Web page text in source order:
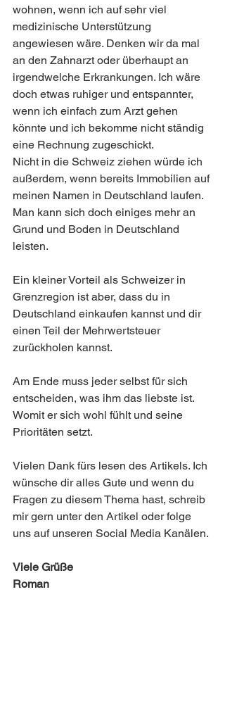
wohnen, wenn ich auf sehr viel
medizinische Unterstützung
angewiesen wäre. Denken wir da mal
an den Zahnarzt oder überhaupt an
irgendwelche Erkrankungen. Ich wäre
doch etwas ruhiger und entspannter,
wenn ich einfach zum Arzt gehen
könnte und ich bekomme nicht ständig
eine Rechnung zugeschickt.
Nicht in die Schweiz ziehen würde ich
außerdem, wenn bereits Immobilien auf
meinen Namen in Deutschland laufen.
Man kann sich doch einiges mehr an
Grund und Boden in Deutschland
leisten.
Ein kleiner Vorteil als Schweizer in
Grenzregion ist aber, dass du in
Deutschland einkaufen kannst und dir
einen Teil der Mehrwertsteuer
zurückholen kannst.
Am Ende muss jeder selbst für sich
entscheiden, was ihm das liebste ist.
Womit er sich wohl fühlt und seine
Prioritäten setzt.
Vielen Dank fürs lesen des Artikels. Ich
wünsche dir alles Gute und wenn du
Fragen zu diesem Thema hast, schreib
mir gern unter den Artikel oder folge
uns auf unseren Social Media Kanälen.
Viele Grüße
Roman